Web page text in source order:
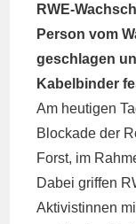
RWE-
Person vom
geschlagen
Kabelbinder
Am heutigen
Blockade der
Forst, im
Dabei griffen
Aktivistinnen